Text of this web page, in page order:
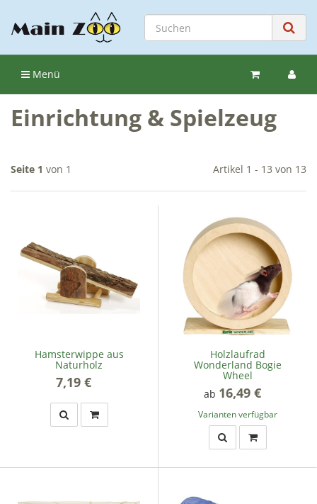
Menü
Einrichtung & Spielzeug
Seite 1 von 1 Artikel 1 - 13 von 13
Hamsterwippe aus
Naturholz
7,19 €
Holzlaufrad
Wonderland Bogie
Wheel
ab 16,49 €
Varianten verfügbar